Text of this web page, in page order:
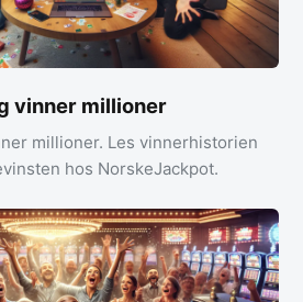
vinner millioner
millioner. Les vinnerhistorien
hos NorskeJackpot.